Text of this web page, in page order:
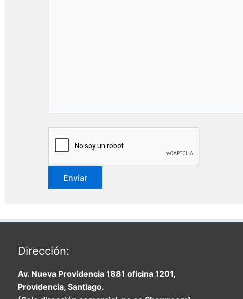
Dirección:
Av. Nueva Providencia 1881 oficina 1201,
Providencia, Santiago.